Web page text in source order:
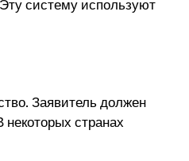
систему используют
Заявитель должен
некоторых странах